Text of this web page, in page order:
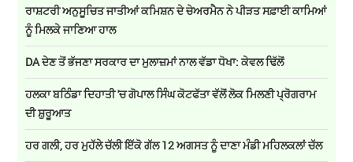
ਰਾਸ਼ਟਰੀ ਅਨੁਸੂਚਿਤ ਜਾਤੀਆਂ ਕਮਿਸ਼ਨ ਦੇ ਚੇਅਰਮੈਨ ਨੇ ਪੀੜਤ ਸਫ਼ਾਈ ਕਾਮਿਆਂ
ਨੂੰ ਮਿਲਕੇ ਜਾਣਿਆ ਹਾਲ
DA ਦੇਣ‌ ਤੋਂ ਭੱਜਣਾ ਸਰਕਾਰ ਦਾ ਮੁਲਾਜ਼ਮਾਂ ਨਾਲ ਵੱਡਾ ਧੋਖਾ: ਕੇਵਲ ਢਿੱਲੋਂ
ਹਲਕਾ ਬਠਿੰਡਾ ਦਿਹਾਤੀ 'ਚ ਗੋਪਾਲ ਸਿੰਘ ਕੋਟਫੱਤਾ ਵੱਲੋਂ ਲੋਕ ਮਿਲਣੀ ਪ੍ਰੋਗਰਾਮ
ਦੀ ਸ਼ੁਰੂਆਤ
ਹਰ ਗਲੀ, ਹਰ ਮੁਹੱਲੇ ਚੱਲੀ ਇੱਕੋ ਗੱਲ 12 ਅਗਸਤ ਨੂੰ ਦਾਣਾ ਮੰਡੀ ਮਹਿਲਕਲਾਂ ਚੱਲ